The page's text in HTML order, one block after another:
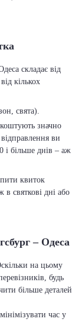
складає від
кількох
свята).
коштують значно
ви
і більше днів – аж
квиток
в святкові дні або
– Одеса
на цьому
будь
більше деталей
час у